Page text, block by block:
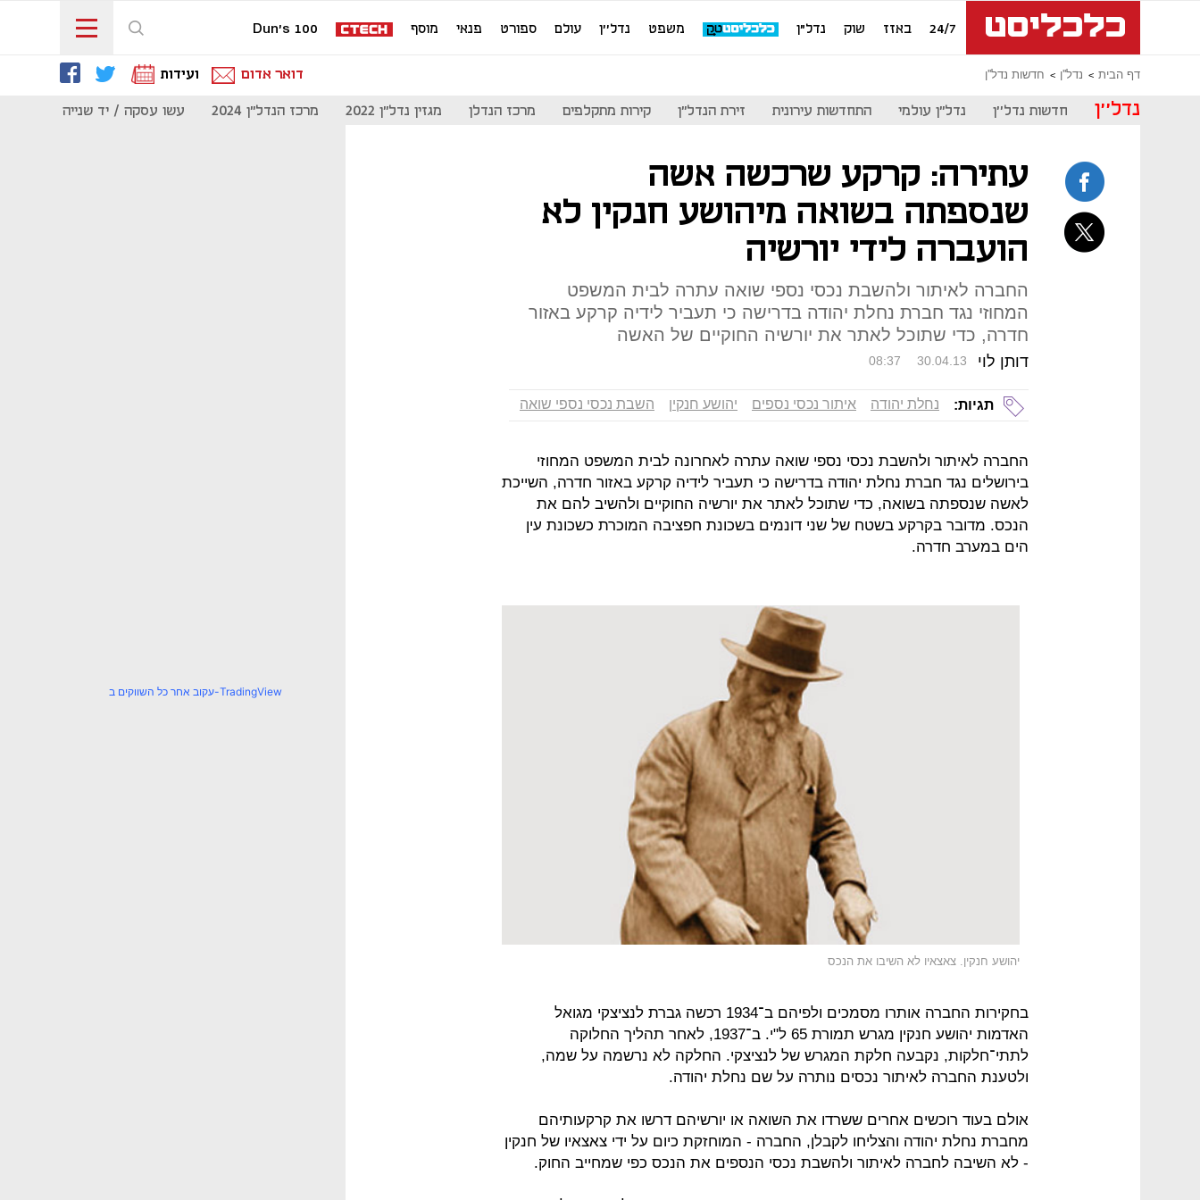
24/7 באזז שוק נדל"ן משפט נדל''ן עולם ספורט פנאי מוסף Dun's 100
דף הבית נדל''ן חדשות נדל''ן דואר אדום ועידות
נדל''ן חדשות נדל''ן נדל"ן עולמי התחדשות עירונית זירת הנדל"ן קירות מתקלפים מרכז הנדלן מגזין נדל"ן 2022 מרכז הנדל"ן 2024 עשו עסקה / יד שנייה
עתירה: קרקע שרכשה אשה
שנספתה בשואה מיהושע חנקין לא
הועברה לידי יורשיה
החברה לאיתור ולהשבת נכסי נספי שואה עתרה לבית המשפט
המחוזי נגד חברת נחלת יהודה בדרישה כי תעביר לידיה קרקע באזור
חדרה, כדי שתוכל לאתר את יורשיה החוקיים של האשה
דותן לוי 08:37 30.04.13
תגיות: נחלת יהודה איתור נכסי נספים יהושע חנקין השבת נכסי נספי שואה
החברה לאיתור ולהשבת נכסי נספי שואה עתרה לאחרונה לבית המשפט המחוזי
בירושלים נגד חברת נחלת יהודה בדרישה כי תעביר לידיה קרקע באזור חדרה, השייכת
לאשה שנספתה בשואה, כדי שתוכל לאתר את יורשיה החוקיים ולהשיב להם את
הנכס. מדובר בקרקע בשטח של שני דונמים בשכונת חפציבה המוכרת כשכונת עין
הים במערב חדרה.
יהושע חנקין. צאצאיו לא השיבו את הנכס
בחקירות החברה אותרו מסמכים ולפיהם ב־1934 רכשה גברת לנציצקי מגואל
האדמות יהושע חנקין מגרש תמורת 65 ל"י. ב־1937, לאחר תהליך החלוקה
לתתי־חלקות, נקבעה חלקת המגרש של לנציצקי. החלקה לא נרשמה על שמה,
ולטענת החברה לאיתור נכסים נותרה על שם נחלת יהודה.
אולם בעוד רוכשים אחרים ששרדו את השואה או יורשיהם דרשו את קרקעותיהם
מחברת נחלת יהודה והצליחו לקבלן, החברה - המוחזקת כיום על ידי צאצאיו של חנקין
- לא השיבה לחברה לאיתור ולהשבת נכסי הנספים את הנכס כפי שמחייב החוק.
עקוב אחר כל השווקים ב-TradingView